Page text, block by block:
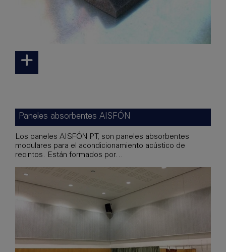
Paneles absorbentes AISFÓN
Los paneles AISFÓN PT, son paneles absorbentes
modulares para el acondicionamiento acústico de
recintos. Están formados por...